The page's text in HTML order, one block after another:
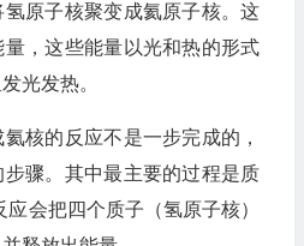
原子核聚变成氦原子核。这
，这些能量以光和热的形式
光发热。
核的反应不是一步完成的，
骤。其中最主要的过程是质
会把四个质子（氢原子核）